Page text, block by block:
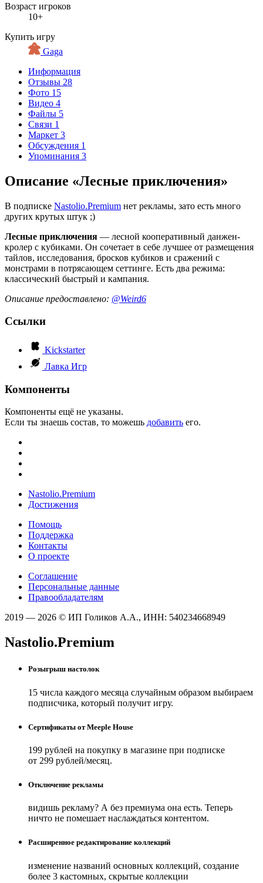
Возраст игроков
10+
Купить игру
Gaga
Информация
Отзывы 28
Фото 15
Видео 4
Файлы 5
Связи 1
Маркет 3
Обсуждения 1
Упоминания 3
Описание «Лесные приключения»
В подписке Nastolio.Premium нет рекламы, зато есть много
других крутых штук ;)
Лесные приключения — лесной кооперативный данжен-
кролер с кубиками. Он сочетает в себе лучшее от размещения
тайлов, исследования, бросков кубиков и сражений с
монстрами в потрясающем сеттинге. Есть два режима:
классический быстрый и кампания.
Описание предоставлено: @Weird6
Ссылки
Kickstarter
Лавка Игр
Компоненты
Компоненты ещё не указаны.
Если ты знаешь состав, то можешь добавить его.
Nastolio.Premium
Достижения
Помощь
Поддержка
Контакты
О проекте
Соглашение
Персональные данные
Правообладателям
2019 — 2026 © ИП Голиков А.А., ИНН: 540234668949
Nastolio.Premium
Розыгрыш настолок
15 числа каждого месяца случайным образом выбираем
подписчика, который получит игру.
Сертификаты от Meeple House
199 рублей на покупку в магазине при подписке
от 299 рублей/месяц.
Отключение рекламы
видишь рекламу? А без премиума она есть. Теперь
ничто не помешает наслаждаться контентом.
Расширенное редактирование коллекций
изменение названий основных коллекций, создание
более 3 кастомных, скрытые коллекции